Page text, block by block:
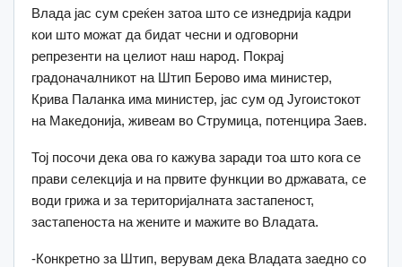
Влада јас сум среќен затоа што се изнедрија кадри
кои што можат да бидат чесни и одговорни
репрезенти на целиот наш народ. Покрај
градоначалникот на Штип Берово има министер,
Крива Паланка има министер, јас сум од Југоистокот
на Македонија, живеам во Струмица, потенцира Заев.
Тој посочи дека ова го кажува заради тоа што кога се
прави селекција и на првите функции во државата, се
води грижа и за територијалната застапеност,
застапеноста на жените и мажите во Владата.
-Конкретно за Штип, верувам дека Владата заедно со